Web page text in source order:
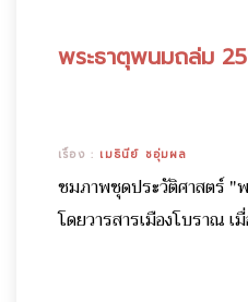
พระธาตุพนมถล่ม
เรื่อง : เมธินีย์ ชอุ่มผล
ชมภาพชุดประวัติศาสตร์
โดยวารสารเมืองโบราณ เ